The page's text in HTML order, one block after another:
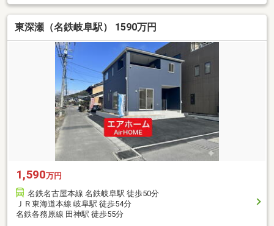
東深瀬（名鉄岐阜駅） 1590万円
1,590万円
名鉄名古屋本線 名鉄岐阜駅 徒歩50分
ＪＲ東海道本線 岐阜駅 徒歩54分
名鉄各務原線 田神駅 徒歩55分